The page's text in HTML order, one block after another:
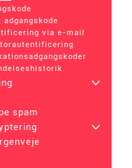
adgangskode
via e-mail
+
spam
+